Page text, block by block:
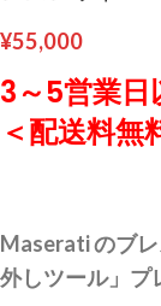
¥55,000
3～5営業日
＜配送料無
Maserati のブ
外しツール」プ